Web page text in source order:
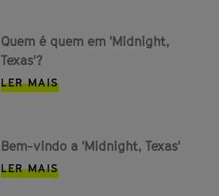
Quem é quem em 'Midnight,
Texas'?
LER MAIS
Bem-vindo a 'Midnight, Texas'
LER MAIS